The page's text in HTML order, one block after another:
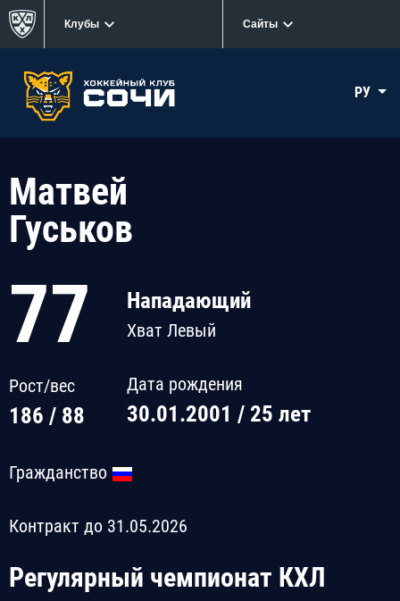
Клубы Сайты
РУ
Матвей
Гуськов
77
Рост/вес
186 / 88
Нападающий
Хват Левый
Дата рождения
30.01.2001 / 25 лет
Гражданство
Контракт до 31.05.2026
Регулярный чемпионат КХЛ